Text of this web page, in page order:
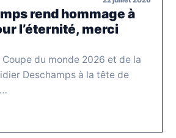
rend hommage à
l’éternité, merci
du monde 2026 et de la
Deschamps à la tête de